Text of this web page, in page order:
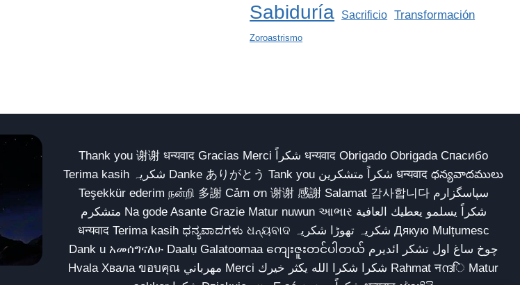
Sabiduría Sacrificio Transformación
Zoroastrismo
Thank you 谢谢 धन्यवाद Gracias Merci شكراً धन्यवाद Obrigado Obrigada Спасибо
Terima kasih شکریہ Danke ありがとう Tank you شكراً متشكرين धन्यवाद ధన్యవాదములు
Teşekkür ederim நன்றி 多謝 Cảm ơn 谢谢 感謝 Salamat 감사합니다 سپاسگزارم
متشکرم Na gode Asante Grazie Matur nuwun આભાર شكراً يسلمو يعطيك العافية
धन्यवाद Terima kasih ಧನ್ಯವಾದಗಳು ଧନ୍ୟବାଦ شکریہ تھوڑا شکریہ Дякую Mulțumesc
Dank u አመሰግናለሁ Daalụ Galatoomaa ကျေးဇူးတင်ပါတယ် چوخ ساغ اول تشکر ائدیرم
Hvala Хвала ขอบคุณ مهرباني Merci شكرا شكرا الله يكثر خيرك Rahmat नന്ദि Matur